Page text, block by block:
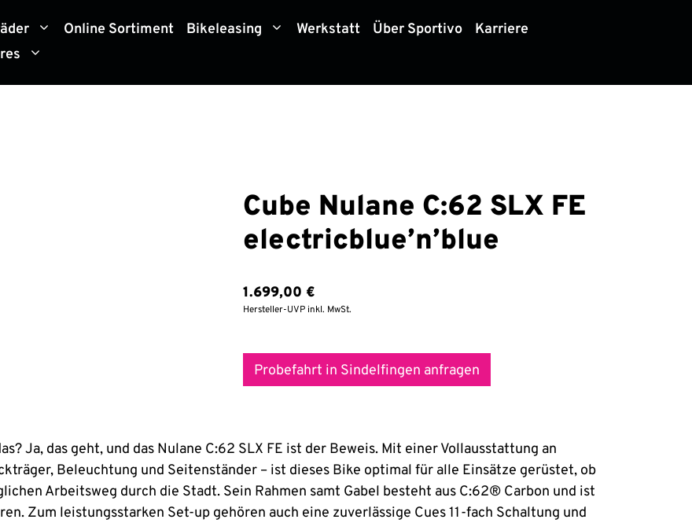
Online Sortiment Bikeleasing Werkstatt Über Sportivo
Karriere
Cube Nulane C:62 SLX FE
electricblue’n’blue
1.699,00 €
Hersteller-UVP inkl. MwSt.
Probefahrt in Sindelfingen anfragen
Ja, das geht, und das Nulane C:62 SLX FE ist der Beweis. Mit einer Vollausstattung an
Beleuchtung und Seitenständer – ist dieses Bike optimal für alle Einsätze gerüstet, ob
Arbeitsweg durch die Stadt. Sein Rahmen samt Gabel besteht aus C:62® Carbon und ist
Zum leistungsstarken Set-up gehören auch eine zuverlässige Cues 11-fach Schaltung und